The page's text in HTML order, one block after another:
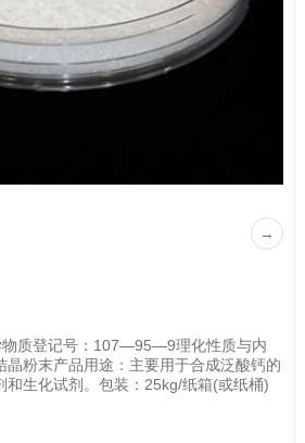
→
物质登记号：107—95—9理化性质与内
晶粉末产品用途：主要用于合成泛酸钙的
和生化试剂。包装：25kg/纸箱(或纸桶)